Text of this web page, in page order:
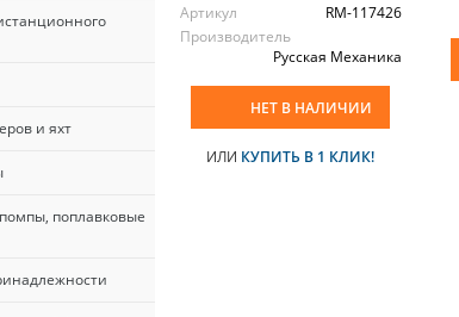
Артикул
RM-117426
Производитель
Русская Механика
НЕТ В НАЛИЧИИ
ИЛИ КУПИТЬ В 1 КЛИК!
и яхт
поплавковые